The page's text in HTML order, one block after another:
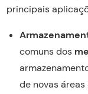
principais
comuns dos
de novas